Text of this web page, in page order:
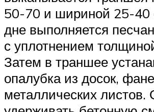
50-70 и шириной 25-40
дне выполняется
с уплотнением
Затем в траншее
опалубка из досок,
металлических